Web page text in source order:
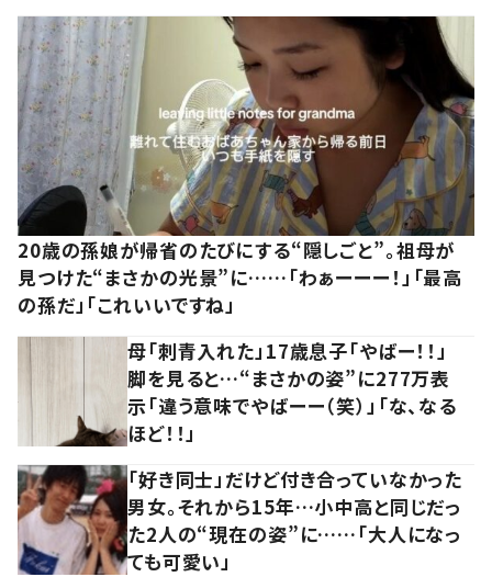
20歳の孫娘が帰省のたびにする“隠しごと”。祖母が
見つけた“まさかの光景”に……「わぁーーー！」「最高
の孫だ」「これいいですね」
母「刺青入れた」17歳息子「やばー！！」
脚を見ると…“まさかの姿”に277万表
示「違う意味でやばーー（笑）」「な、なる
ほど！！」
「好き同士」だけど付き合っていなかった
男女。それから15年…小中高と同じだっ
た2人の“現在の姿”に……「大人になっ
ても可愛い」